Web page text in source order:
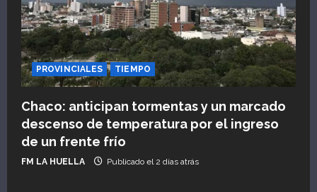
PROVINCIALES TIEMPO
Chaco: anticipan tormentas y un marcado
descenso de temperatura por el ingreso
de un frente frío
FM LA HUELLA Publicado el 2 días atrás